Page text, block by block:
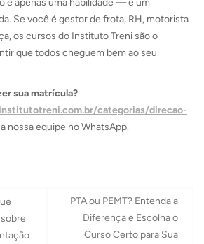
é apenas uma habilidade — é um
Se você é gestor de frota, RH, motorista
os cursos do Instituto Treni são o
que todos cheguem bem ao seu
sua matrícula?
categorias/direcao-
nossa equipe no WhatsApp.
PTA ou PEMT? Entenda a
Diferença e Escolha o
Curso Certo para Sua